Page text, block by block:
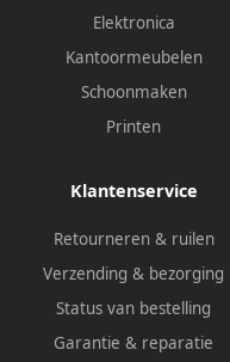
Elektronica
Kantoormeubelen
Schoonmaken
Printen
Klantenservice
Retourneren & ruilen
Verzending & bezorging
Status van bestelling
Garantie & reparatie